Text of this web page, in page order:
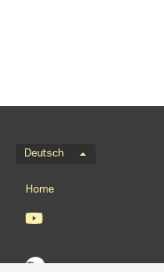
Sprachmenü
Deutsch
Home